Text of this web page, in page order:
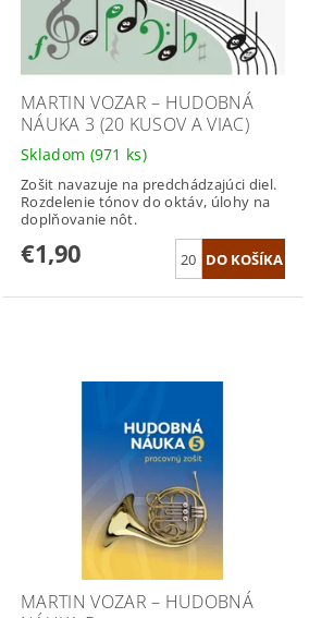
MARTIN VOZAR – HUDOBNÁ
NÁUKA 3 (20 KUSOV A VIAC)
Skladom (971 ks)
Zošit navazuje na predchádzajúci diel.
Rozdelenie tónov do oktáv, úlohy na
doplňovanie nôt.
€1,90
MARTIN VOZAR – HUDOBNÁ